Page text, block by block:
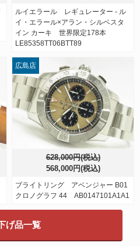
ルイエラール レギュレーター - ル
イ・エラール×アラン・シルベスタ
イン カーキ 世界限定178本
LE85358TT06BTT89
628,000円(税込)
568,000円(税込)
ブライトリング アベンジャー B01
クロノグラフ 44 AB0147101A1A1
広島店
げ品一覧